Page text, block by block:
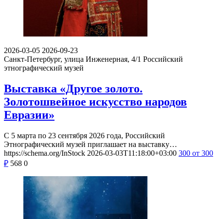
2026-03-05 2026-09-23
Санкт-Петербург, улица Инженерная, 4/1 Российский
этнографический музей
Выставка «Другое золото.
Золотошвейное искусство народов
Евразии»
С 5 марта по 23 сентября 2026 года, Российский
Этнографический музей приглашает на выставку…
https://schema.org/InStock 2026-03-03T11:18:00+03:00 300 от 300
₽ 568 0